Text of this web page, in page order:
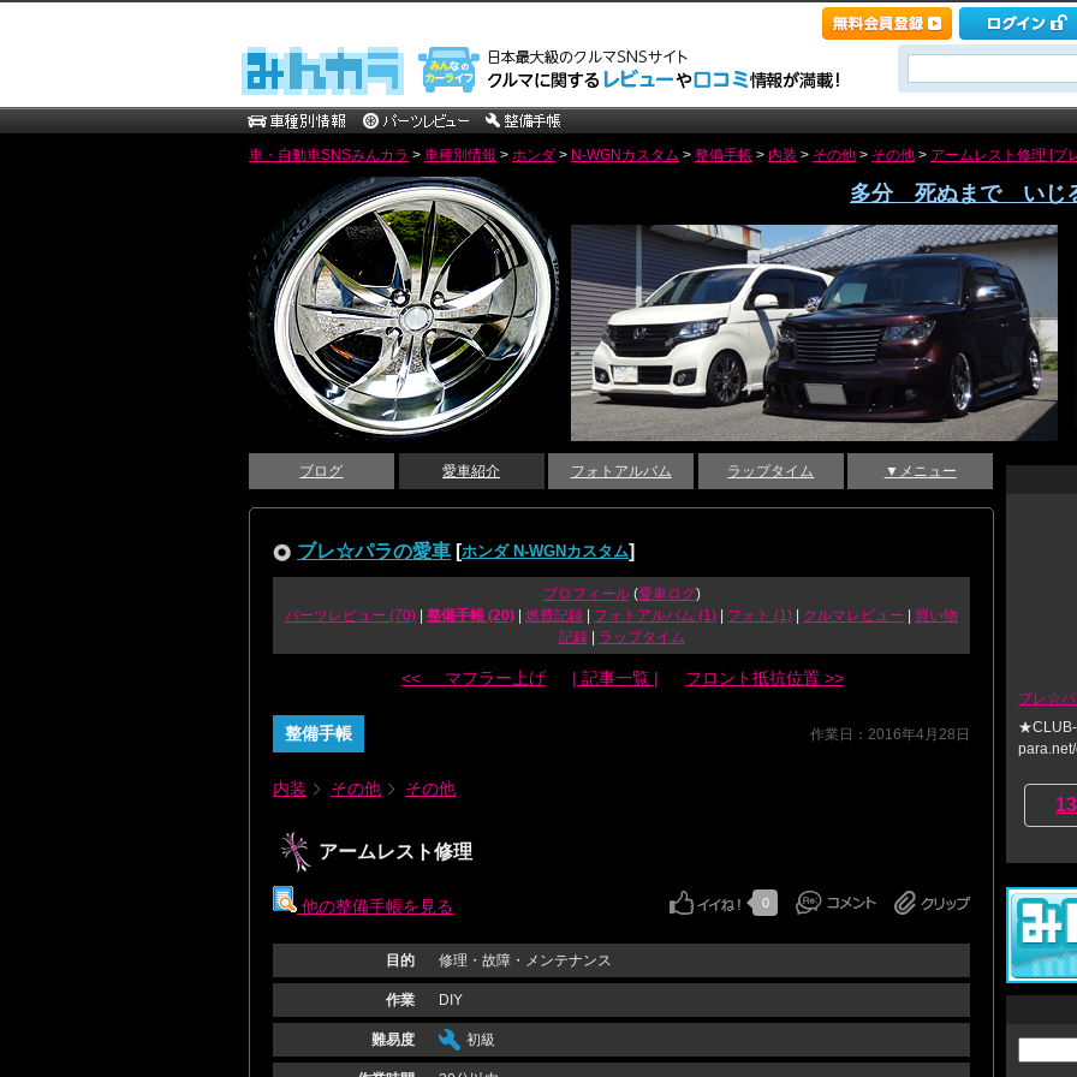
車・自動車SNSみんカラ > 車種別情報 > ホンダ > N-WGNカスタム > 整備手帳 > 内装 > その他 > その他 > アームレスト修理 [ブ
多分 死ぬまで いじ
ブログ 愛車紹介 フォトアルバム ラップタイム ▼メニュー
ブレ☆パラの愛車 [ホンダ N-WGNカスタム]
プロフィール(愛車ログ)
パーツレビュー (70)
整備手帳 (20) 燃費記録 フォトアルバム (1) フォト (1) クルマレビュー
買い物
記録| ラップタイム
<< マフラー上げ | 記事一覧 | フロント抵抗位置 >>
整備手帳 作業日：2016年4月28日
内装 その他 その他
アームレスト修理
他の整備手帳を見る 0
目的 修理・故障・メンテナンス
作業 DIY
難易度 初級
ブレ☆
★CLUB-